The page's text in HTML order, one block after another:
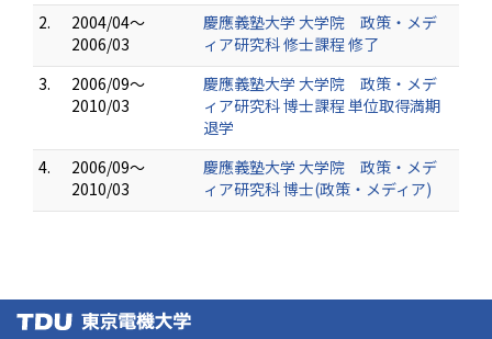
2.
2004/04～
2006/03
慶應義塾大学 大学院 政策・メデ
ィア研究科 修士課程 修了
3.
2006/09～
2010/03
慶應義塾大学 大学院 政策・メデ
ィア研究科 博士課程 単位取得満期
退学
4.
2006/09～
2010/03
慶應義塾大学 大学院 政策・メデ
ィア研究科 博士(政策・メディア)